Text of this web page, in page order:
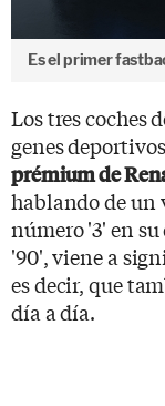
Es el primer
Los tres coches
genes
prémium de
hablando de
número '3' en
'90', viene a
es decir, que
día a día.